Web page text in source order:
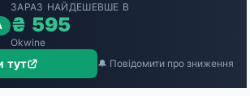
ЗАРАЗ НАЙДЕШЕВШЕ В
₴ 595
Okwine
тут 🔔 Повідомити про зниження